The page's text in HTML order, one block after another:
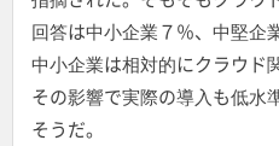
回答は中小企業７％、中堅企
中小企業は相対的にクラウド
その影響で実際の導入も低水
そうだ。